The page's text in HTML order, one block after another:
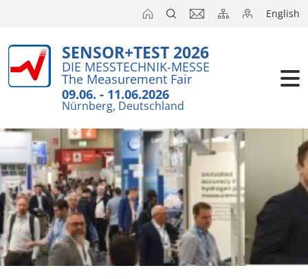
English
SENSOR+TEST 2026
DIE MESSTECHNIK-MESSE
The Measurement Fair
09.06. - 11.06.2026
Nürnberg, Deutschland
Besucher